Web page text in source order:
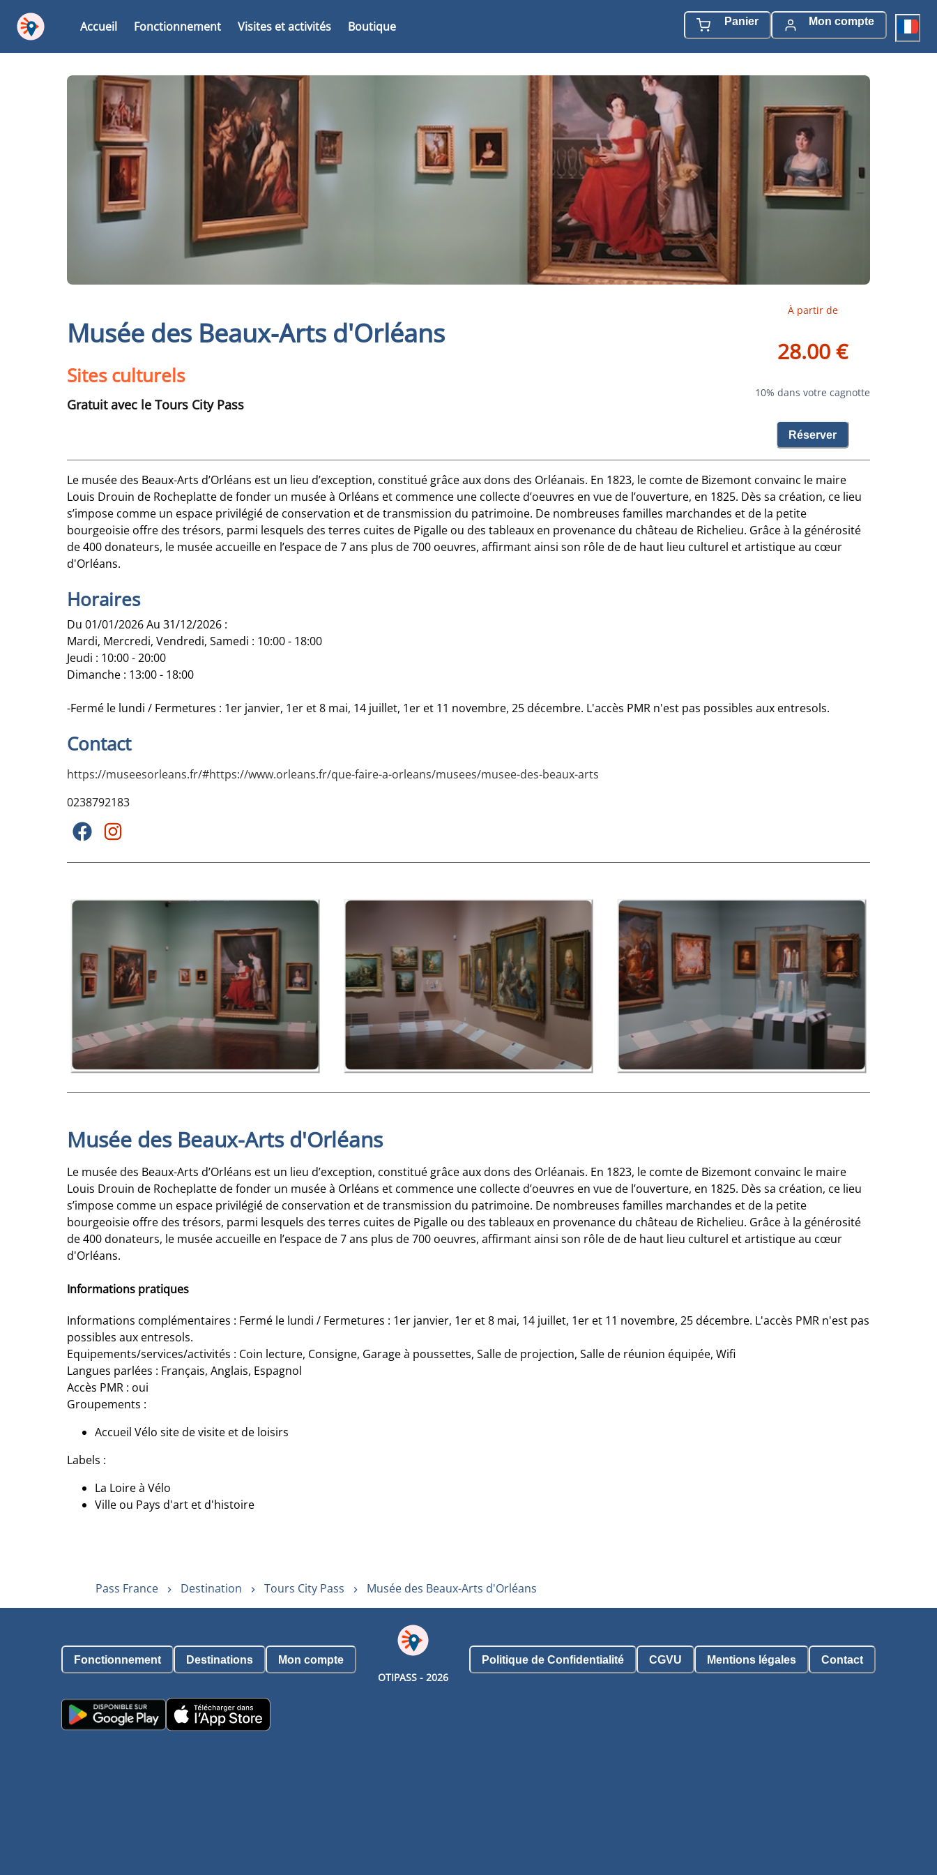
Accueil Fonctionnement Visites et activités Boutique Panier Mon compte
Musée des Beaux-Arts d'Orléans
Sites culturels
Gratuit avec le Tours City Pass
À partir de
28.00 €
10% dans votre cagnotte
Réserver
Le musée des Beaux-Arts d’Orléans est un lieu d’exception, constitué grâce aux dons des Orléanais. En 1823, le comte de Bizemont convainc le maire
Louis Drouin de Rocheplatte de fonder un musée à Orléans et commence une collecte d’oeuvres en vue de l’ouverture, en 1825. Dès sa création, ce lieu
s’impose comme un espace privilégié de conservation et de transmission du patrimoine. De nombreuses familles marchandes et de la petite
bourgeoisie offre des trésors, parmi lesquels des terres cuites de Pigalle ou des tableaux en provenance du château de Richelieu. Grâce à la générosité
de 400 donateurs, le musée accueille en l’espace de 7 ans plus de 700 oeuvres, affirmant ainsi son rôle de de haut lieu culturel et artistique au cœur
d'Orléans.
Horaires
Du 01/01/2026 Au 31/12/2026 :
Mardi, Mercredi, Vendredi, Samedi : 10:00 - 18:00
Jeudi : 10:00 - 20:00
Dimanche : 13:00 - 18:00
-Fermé le lundi / Fermetures : 1er janvier, 1er et 8 mai, 14 juillet, 1er et 11 novembre, 25 décembre. L'accès PMR n'est pas possibles aux entresols.
Contact
https://museesorleans.fr/#https://www.orleans.fr/que-faire-a-orleans/musees/musee-des-beaux-arts
0238792183
Musée des Beaux-Arts d'Orléans
Le musée des Beaux-Arts d’Orléans est un lieu d’exception, constitué grâce aux dons des Orléanais. En 1823, le comte de Bizemont convainc le maire
Louis Drouin de Rocheplatte de fonder un musée à Orléans et commence une collecte d’oeuvres en vue de l’ouverture, en 1825. Dès sa création, ce lieu
s’impose comme un espace privilégié de conservation et de transmission du patrimoine. De nombreuses familles marchandes et de la petite
bourgeoisie offre des trésors, parmi lesquels des terres cuites de Pigalle ou des tableaux en provenance du château de Richelieu. Grâce à la générosité
de 400 donateurs, le musée accueille en l’espace de 7 ans plus de 700 oeuvres, affirmant ainsi son rôle de de haut lieu culturel et artistique au cœur
d'Orléans.
Informations pratiques
Informations complémentaires : Fermé le lundi / Fermetures : 1er janvier, 1er et 8 mai, 14 juillet, 1er et 11 novembre, 25 décembre. L'accès PMR n'est pas
possibles aux entresols.
Equipements/services/activités : Coin lecture, Consigne, Garage à poussettes, Salle de projection, Salle de réunion équipée, Wifi
Langues parlées : Français, Anglais, Espagnol
Accès PMR : oui
Groupements :
Accueil Vélo site de visite et de loisirs
Labels :
La Loire à Vélo
Ville ou Pays d'art et d'histoire
Pass France Destination Tours City Pass Musée des Beaux-Arts d'Orléans
Fonctionnement Destinations Mon compte
OTIPASS - 2026
Politique de Confidentialité CGVU Mentions légales Contact